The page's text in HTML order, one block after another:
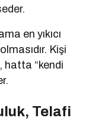
en yıkıcı
Kişi
hatta “kendi
Telafi